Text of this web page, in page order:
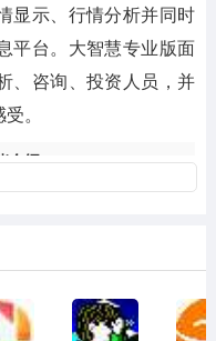
显示、行情分析并同时
平台。大智慧专业版面
、咨询、投资人员，并
。
介绍